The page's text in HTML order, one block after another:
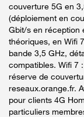
couverture 5G en
(déploiement en
Gbit/s en réception
théoriques, en Wifi
bande 3,5 GHz,
compatibles. Wifi 7
réserve de
reseaux.orange.fr.
pour clients 4G
particuliers